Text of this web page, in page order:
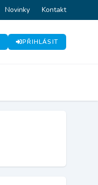
Novinky Kontakt
PŘIHLÁSIT